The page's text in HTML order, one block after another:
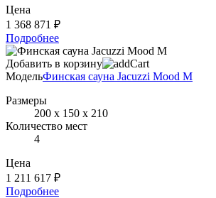
Цена
1 368 871 ₽
Подробнее
Добавить в корзину
МодельФинская сауна Jacuzzi Mood M
Размеры
200 х 150 х 210
Количество мест
4
Цена
1 211 617 ₽
Подробнее